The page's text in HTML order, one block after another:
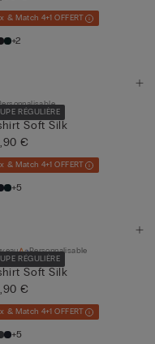
& Match 4+1 OFFERT
+2
RÉGULIÈRE
Soft Silk
€
& Match 4+1 OFFERT
+5
RÉGULIÈRE
Personnalisable
Soft Silk
€
& Match 4+1 OFFERT
+5